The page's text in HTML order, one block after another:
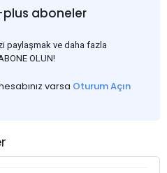
aboneler
paylaşmak ve daha fazla
OLUN!
varsa Oturum Açın